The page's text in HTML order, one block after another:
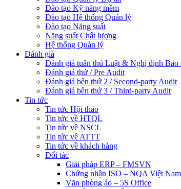
Đào tạo Kỹ năng mềm
Đào tạo Hệ thống Quản lý
Đào tạo Năng suất
Năng suất Chất lượng
Hệ thống Quản lý
Đánh giá
Đánh giá tuân thủ Luật & Nghị định
Đánh giá thử / Pre Audit
Đánh giá bên thứ 2 / Second-party Audit
Đánh giá bên thứ 3 / Third-party Audit
Tin tức
Tin tức Hội thảo
Tin tức về HTQL
Tin tức về NSCL
Tin tức về ATTT
Tin tức về khách hàng
Đối tác
Giải pháp ERP – FMSVN
Chứng nhận ISO – NQA Việt Nam
Văn phòng ảo – 5S Office